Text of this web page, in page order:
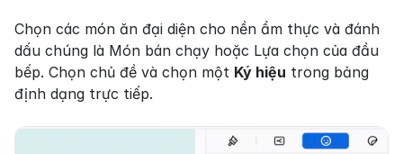
Chọn các món ăn đại diện cho nền ẩm thực và đánh
dấu chúng là Món bán chạy hoặc Lựa chọn của đầu
bếp. Chọn chủ đề và chọn một Ký hiệu trong bảng
định dạng trực tiếp.